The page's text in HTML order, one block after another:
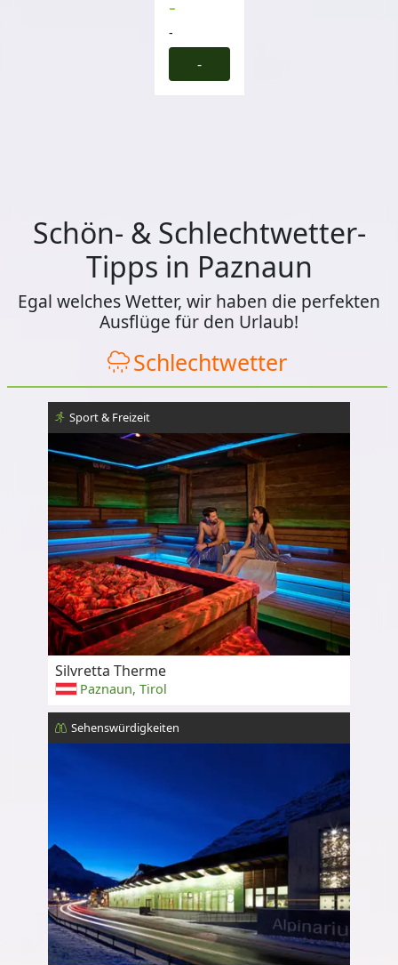
-
-
Schön- & Schlechtwetter-
Tipps in Paznaun
Egal welches Wetter, wir haben die perfekten
Ausflüge für den Urlaub!
Schlechtwetter
Sport & Freizeit
Silvretta Therme
Paznaun, Tirol
Sehenswürdigkeiten